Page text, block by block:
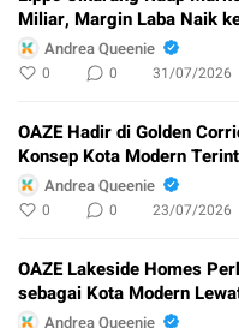
Miliar, Margin Laba Naik
Andrea Queenie
0 0 31/07/2026
OAZE Hadir di Golden
Konsep Kota Modern
Andrea Queenie
0 0 23/07/2026
OAZE Lakeside Homes
sebagai Kota Modern
Andrea Queenie